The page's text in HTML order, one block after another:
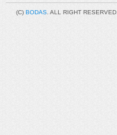
(C) BODAS . ALL RIGHT RESERVED.